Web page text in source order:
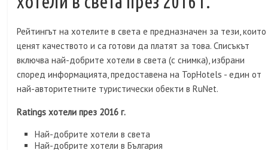
Рейтингът на хотелите в света е предназначен за тези, които
ценят качеството и са готови да платят за това. Списъкът
включва най-добрите хотели в света (с снимка), избрани
според информацията, предоставена на TopHotels - един от
най-авторитетните туристически обекти в RuNet.
Ratings хотели през 2016 г.
Най-добрите хотели в света
Най-добрите хотели в България